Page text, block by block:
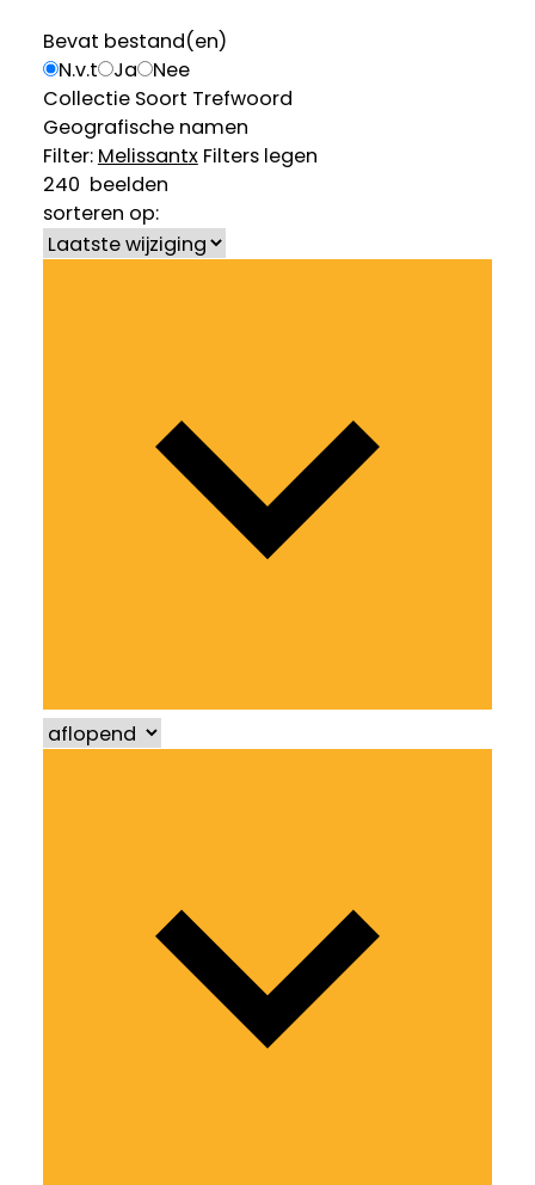
Bevat bestand(en)
N.v.t
Ja
Nee
Collectie Soort Trefwoord
Geografische namen
Filter: Melissantx Filters legen
240 beelden
sorteren op: